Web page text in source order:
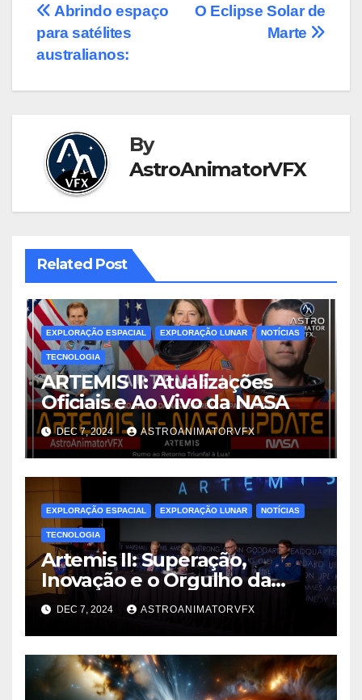
Post
navigation
O Eclipse Solar de
Marte
Abrindo espaço
para satélites
australianos:
By
AstroAnimatorVFX
Related Post
EXPLORAÇÃO ESPACIAL EXPLORAÇÃO LUNAR NOTÍCIAS
TECNOLOGIA
ARTEMIS II: Atualizações
Oficiais e Ao Vivo da NASA
DEC 7, 2024 ASTROANIMATORVFX
EXPLORAÇÃO ESPACIAL EXPLORAÇÃO LUNAR NOTÍCIAS
TECNOLOGIA
Artemis II: Superação,
Inovação e o Orgulho da
Engenharia Espacial
DEC 7, 2024 ASTROANIMATORVFX